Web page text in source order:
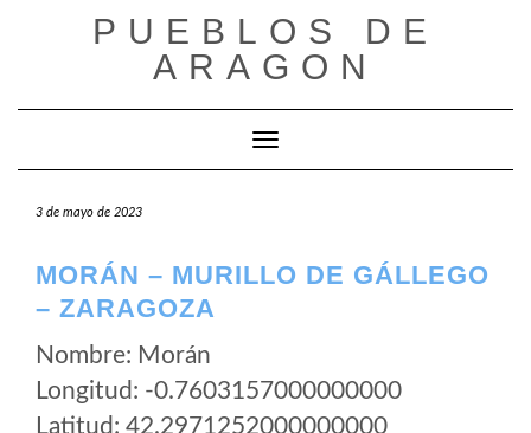
PUEBLOS DE
ARAGON
Cambiar modo de navegación
3 de mayo de 2023
MORÁN – MURILLO DE GÁLLEGO
– ZARAGOZA
Nombre: Morán
Longitud: -0.7603157000000000
Latitud: 42.2971252000000000